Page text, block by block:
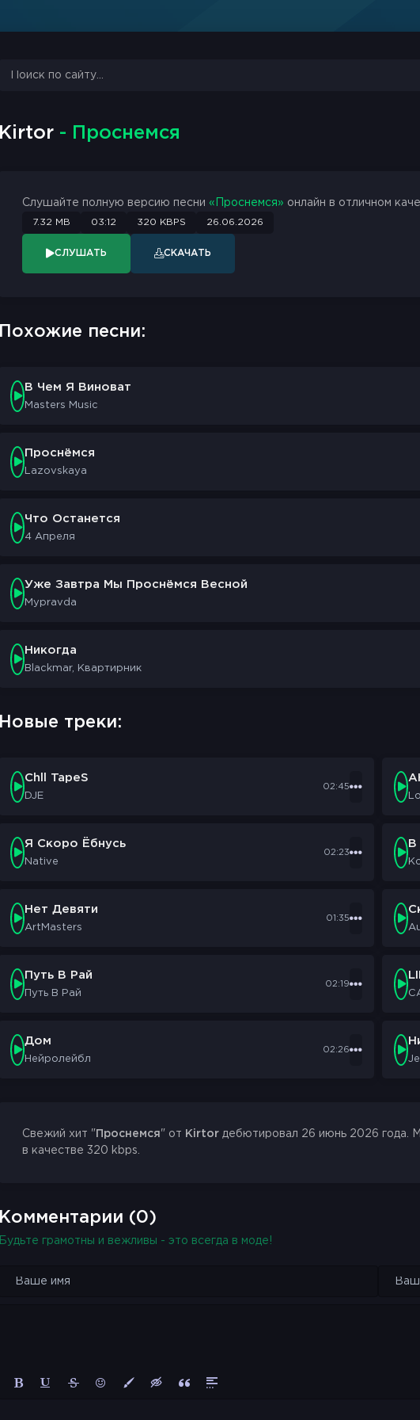
Kirtor - Проснемся
Слушайте полную версию песни «Проснемся» онлайн в отличном
7.32 MB 03:12 320 KBPS 26.06.2026
СЛУШАТЬ СКАЧАТЬ
Похожие песни:
В Чем Я Виноват
Masters Music
Проснёмся
Lazovskaya
Что Останется
4 Апреля
Уже Завтра Мы Проснёмся Весной
Mypravda
Никогда
Blackmar, Квартирник
Новые треки:
Chll TapeS
DJE
02:45
Я Скоро Ёбнусь
Native
02:23
В
Нет Девяти
ArtMasters
01:35
Путь В Рай
Путь В Рай
02:19
Дом
Нейролейбл
02:26
Свежий хит " Проснемся" от Kirtor дебютировал 26 июнь 2026 года.
в качестве 320 kbps.
Комментарии (0)
Будьте грамотны и вежливы - это всегда в моде!